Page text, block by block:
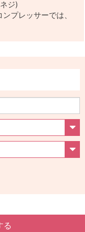
ジ)
プレッサーでは、
る